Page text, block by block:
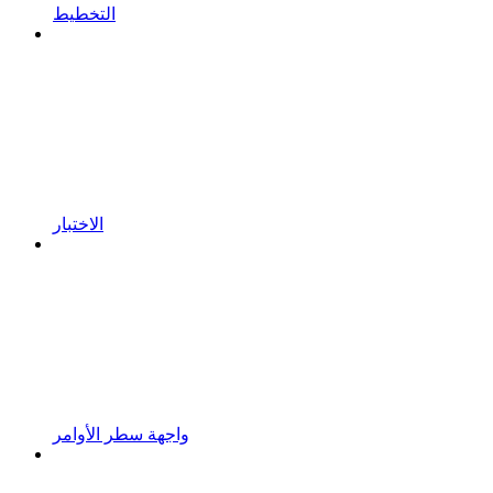
التخطيط
الاختبار
واجهة سطر الأوامر